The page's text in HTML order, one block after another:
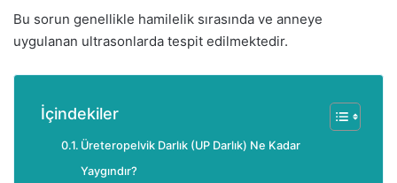
Bu sorun genellikle hamilelik sırasında ve anneye
uygulanan ultrasonlarda tespit edilmektedir.
İçindekiler
Üreteropelvik Darlık (UP Darlık) Ne Kadar
Yaygındır?